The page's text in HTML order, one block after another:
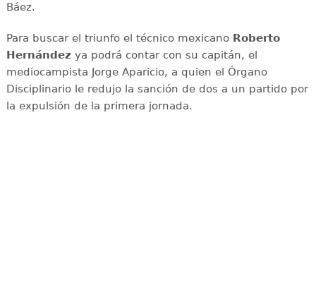
Báez.
Para buscar el triunfo el técnico mexicano Roberto
Hernández ya podrá contar con su capitán, el
mediocampista Jorge Aparicio, a quien el Órgano
Disciplinario le redujo la sanción de dos a un partido por
la expulsión de la primera jornada.